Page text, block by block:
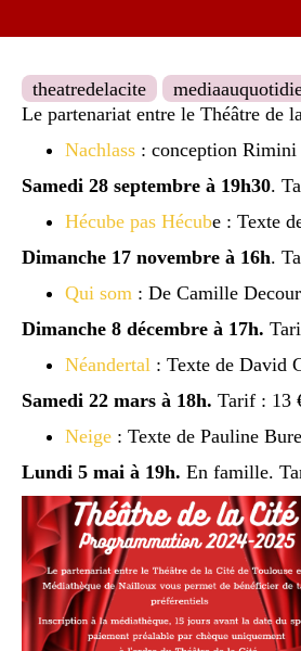
theatredelacite
Le partenariat entre le Théâtre de
Nachlass : conception
Samedi 28 septembre à 19h30.
Hécube pas Hécube : Texte
Dimanche 17 novembre à 16h.
Qui som : De Camille
Dimanche 8 décembre à 17h.
Néandertal : Texte de David
Samedi 22 mars à 18h. Tarif : 13
Neige : Texte de Pauline
Lundi 5 mai à 19h. En famille.